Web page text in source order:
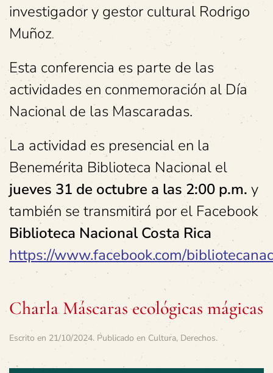
investigador y gestor cultural Rodrigo
Muñoz.
Esta conferencia es parte de las
actividades en conmemoración al Día
Nacional de las Mascaradas.
La actividad es presencial en la
Benemérita Biblioteca Nacional el
jueves 31 de octubre a las 2:00 p.m. y
también se transmitirá por el Facebook
Biblioteca Nacional Costa Rica
https://www.facebook.com/
Charla Máscaras ecológicas mágicas
Escrito en 21/10/2024. Publicado en Cultura, Derechos.